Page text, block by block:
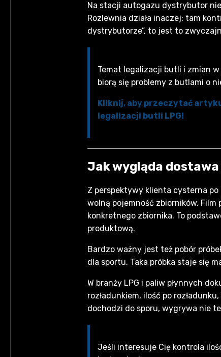
Na stacji autogazu dystrybutor
Rozlewnia działa inaczej: tam
dystrybutorze”, to jest to
Temat legalizacji butli i zmian w
biorą się problemy z butlami o
Kliknij, aby przeczytać
legalizacji butli LPG!
Jak wygląda
Z perspektywy klienta cysterna
wolną pojemność zbiorników.
konkretnego zbiornika. To
produktową.
Bardzo ważny jest też pobór
dla sportu. Taka próbka staje się
W branży LPG i paliw płynnych
rozładunkiem, ilość po
dochodzi do sporu, wygrywa nie
Jeśli interesuje Cię kontrola